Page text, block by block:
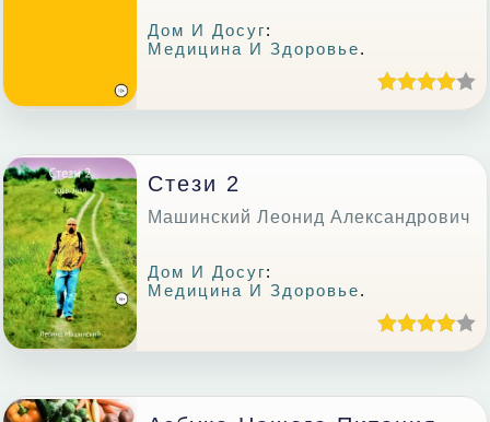
Дом И Досуг:
Медицина И Здоровье.
Стези 2
Машинский Леонид Александрович
Дом И Досуг:
Медицина И Здоровье.